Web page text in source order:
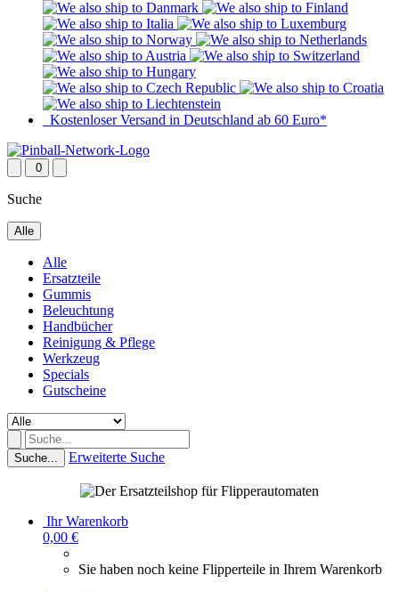
Kostenloser Versand in Deutschland ab 60 Euro*
0
Suche
Alle
Alle
Ersatzteile
Gummis
Beleuchtung
Handbücher
Reinigung & Pflege
Werkzeug
Specials
Gutscheine
Suche... Erweiterte Suche
Ihr Warenkorb
0,00 €
Sie haben noch keine Flipperteile in Ihrem Warenkorb